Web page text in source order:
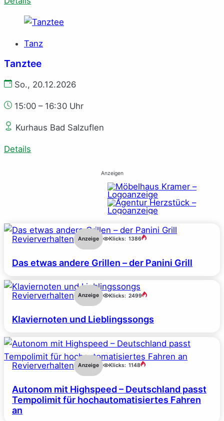
Tanz
Tanztee
So., 20.12.2026
15:00 – 16:30 Uhr
Kurhaus Bad Salzuflen
Details
Anzeigen
Revierverhalten Anzeige Klicks: 1386
Das etwas andere Grillen – der Panini Grill
Revierverhalten Anzeige Klicks: 2499
Klaviernoten und Lieblingssongs
Revierverhalten Anzeige Klicks: 1148
Autonom mit Highspeed – Deutschland passt
Tempolimit für hochautomatisiertes Fahren
an